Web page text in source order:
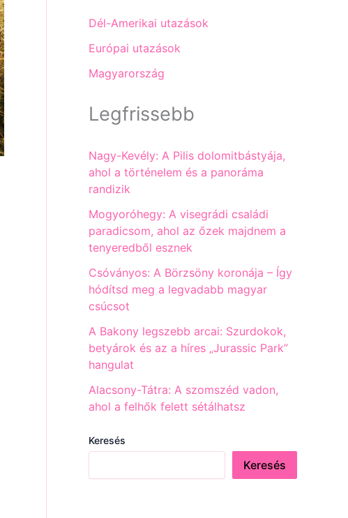
Dél-Amerikai utazások
Európai utazások
Magyarország
Legfrissebb
Nagy-Kevély: A Pilis dolomitbástyája,
ahol a történelem és a panoráma
randizik
Mogyoróhegy: A visegrádi családi
paradicsom, ahol az őzek majdnem a
tenyeredből esznek
Csóványos: A Börzsöny koronája – Így
hódítsd meg a legvadabb magyar
csúcsot
A Bakony legszebb arcai: Szurdokok,
betyárok és az a híres „Jurassic Park”
hangulat
Alacsony-Tátra: A szomszéd vadon,
ahol a felhők felett sétálhatsz
Keresés
Keresés